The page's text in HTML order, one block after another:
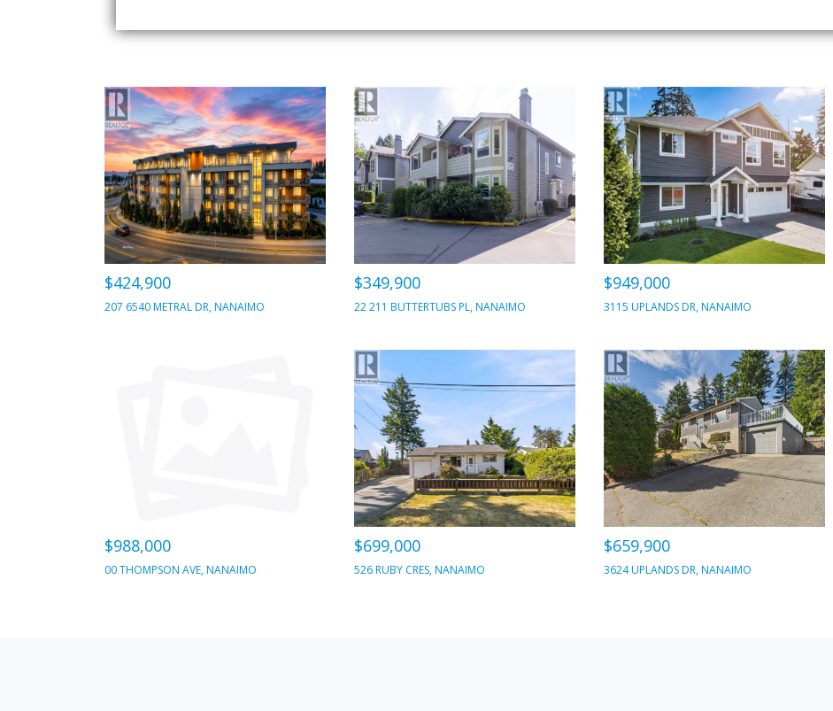
$424,900
207 6540 METRAL DR, NANAIMO
$349,900
22 211 BUTTERTUBS PL, NANAIMO
$949,000
3115 UPLANDS DR, NANAIMO
$988,000
00 THOMPSON AVE, NANAIMO
$699,000
526 RUBY CRES, NANAIMO
$659,900
3624 UPLANDS DR, NANAIMO